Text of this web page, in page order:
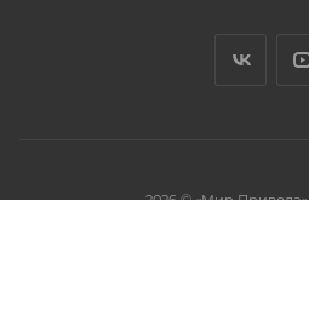
2026 © «Мир Привода»